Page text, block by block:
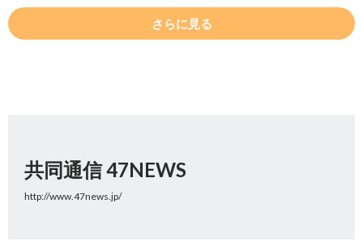
さらに見る
共同通信 47NEWS
http://www.47news.jp/